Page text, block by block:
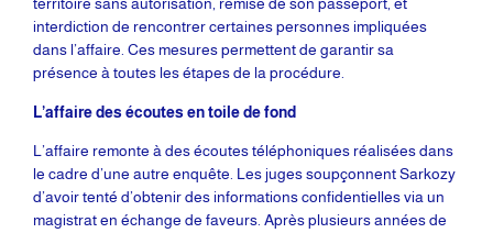
territoire sans autorisation, remise de son passeport, et
interdiction de rencontrer certaines personnes impliquées
dans l’affaire. Ces mesures permettent de garantir sa
présence à toutes les étapes de la procédure.
L’affaire des écoutes en toile de fond
L’affaire remonte à des écoutes téléphoniques réalisées dans
le cadre d’une autre enquête. Les juges soupçonnent Sarkozy
d’avoir tenté d’obtenir des informations confidentielles via un
magistrat en échange de faveurs. Après plusieurs années de